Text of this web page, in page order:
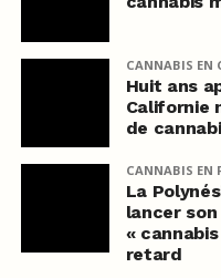
CANNABIS EN
Huit ans
Californie
de
CANNABIS EN
La
lancer
«
retard